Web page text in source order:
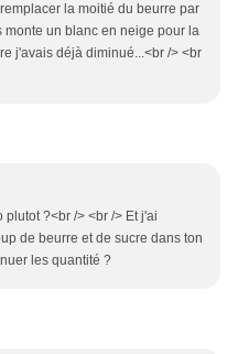
la moitié du beurre par
un blanc en neige pour la
j'avais déjà diminué...<br /> <br
plutot ?<br /> <br /> Et j'ai
de beurre et de sucre dans ton
les quantité ?